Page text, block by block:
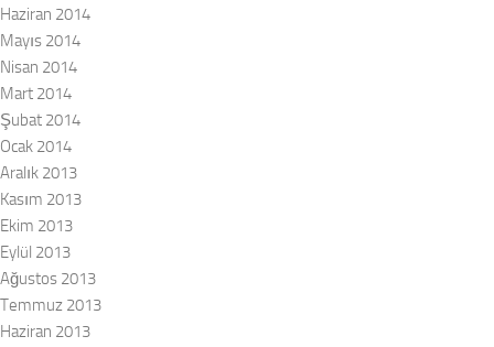
Haziran 2014
Mayıs 2014
Nisan 2014
Mart 2014
Şubat 2014
Ocak 2014
Aralık 2013
Kasım 2013
Ekim 2013
Eylül 2013
Ağustos 2013
Temmuz 2013
Haziran 2013